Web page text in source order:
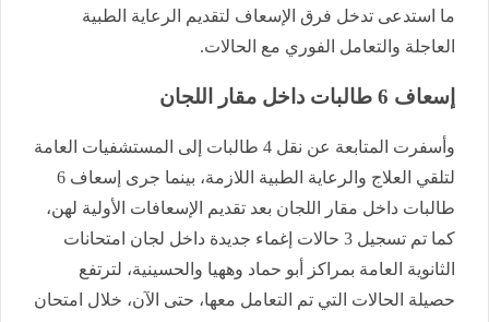
ما استدعى تدخل فرق الإسعاف لتقديم الرعاية الطبية
العاجلة والتعامل الفوري مع الحالات.
إسعاف 6 طالبات داخل مقار اللجان
وأسفرت المتابعة عن نقل 4 طالبات إلى المستشفيات العامة
لتلقي العلاج والرعاية الطبية اللازمة، بينما جرى إسعاف 6
طالبات داخل مقار اللجان بعد تقديم الإسعافات الأولية لهن،
كما تم تسجيل 3 حالات إغماء جديدة داخل لجان امتحانات
الثانوية العامة بمراكز أبو حماد وههيا والحسينية، لترتفع
حصيلة الحالات التي تم التعامل معها، حتى الآن، خلال امتحان